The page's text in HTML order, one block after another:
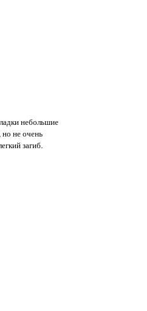
небольшие
не очень
загиб.